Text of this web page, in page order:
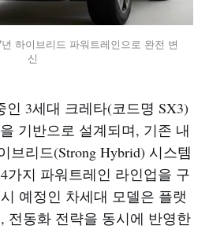
하이브리드 파워트레인으로 완전 변
신
3세대 크레타(코드명 SX3)
기반으로 설계되며, 기존 내
브리드(Strong Hybrid) 시스템
가지 파워트레인 라인업을 구
예정인 차세대 모델은 플랫
전동화 전략을 동시에 반영한